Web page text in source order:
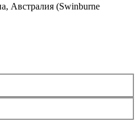
Австралия (Swinburne